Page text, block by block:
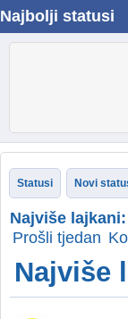
Najbolji statusi
Statusi Novi
Najviše lajkani:
Prošli tjedan
Najviše